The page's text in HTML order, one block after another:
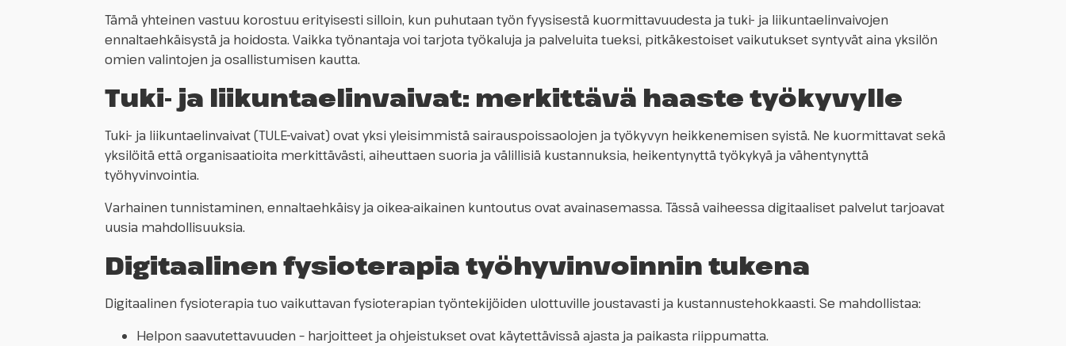
Tämä yhteinen vastuu korostuu erityisesti silloin, kun puhutaan työn fyysisestä kuormittavuudesta ja tuki- ja liikuntaelinvaivojen
ennaltaehkäisystä ja hoidosta. Vaikka työnantaja voi tarjota työkaluja ja palveluita tueksi, pitkäkestoiset vaikutukset syntyvät aina yksilön
omien valintojen ja osallistumisen kautta.
Tuki- ja liikuntaelinvaivat: merkittävä haaste työkyvylle
Tuki- ja liikuntaelinvaivat (TULE-vaivat) ovat yksi yleisimmistä sairauspoissaolojen ja työkyvyn heikkenemisen syistä. Ne kuormittavat sekä
yksilöitä että organisaatioita merkittävästi, aiheuttaen suoria ja välillisiä kustannuksia, heikentynyttä työkykyä ja vähentynyttä
työhyvinvointia.
Varhainen tunnistaminen, ennaltaehkäisy ja oikea-aikainen kuntoutus ovat avainasemassa. Tässä vaiheessa digitaaliset palvelut tarjoavat
uusia mahdollisuuksia.
Digitaalinen fysioterapia työhyvinvoinnin tukena
Digitaalinen fysioterapia tuo vaikuttavan fysioterapian työntekijöiden ulottuville joustavasti ja kustannustehokkaasti. Se mahdollistaa:
Helpon saavutettavuuden – harjoitteet ja ohjeistukset ovat käytettävissä ajasta ja paikasta riippumatta.